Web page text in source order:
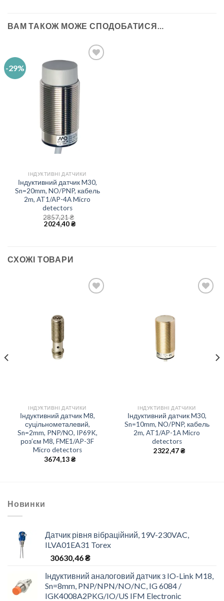
ВАМ ТАКОЖ МОЖЕ СПОДОБАТИСЯ…
-29%
ІНДУКТИВНІ ДАТЧИКИ
Індуктивний датчик M30,
Sn=20mm, NO/PNP, кабель
2m, AT1/AP-4A Micro
detectors
2857,21₴
2024,40₴
СХОЖІ ТОВАРИ
ІНДУКТИВНІ ДАТЧИКИ
Індуктивний датчик M8,
суцільнометалевий,
Sn=2mm, PNP/NO, IP69K,
роз’єм M8, FME1/AP-3F
Micro detectors
3674,13₴
ІНДУКТИВНІ ДАТЧИКИ
Індуктивний датчик M30,
Sn=10mm, NO/PNP, кабель
2m, AT1/AP-1A Micro
detectors
2322,47₴
Новинки
Датчик рівня вібраційний, 19V-230VAC,
ILVA01EA31 Torex
30630,46₴
Індуктивний аналоговий датчик з IO-Link M18,
Sn=8mm, PNP/NPN/NO/NC, IG 6084 /
IGK4008A2PKG/IO/US IFM Electronic